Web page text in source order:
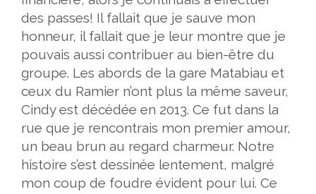
des passes! Il fallait que je sauve mon
honneur, il fallait que je leur montre que je
pouvais aussi contribuer au bien-être du
groupe. Les abords de la gare Matabiau et
ceux du Ramier n’ont plus la même saveur,
Cindy est décédée en 2013. Ce fut dans la
rue que je rencontrais mon premier amour,
un beau brun au regard charmeur. Notre
histoire s’est dessinée lentement, malgré
mon coup de foudre évident pour lui. Ce